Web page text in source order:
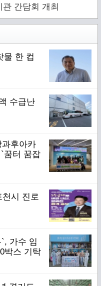
간담회 개최
물 한 컵
수급난
후아카
꿈터 꿈잡
천시 진로
가수 임
박스 기탁